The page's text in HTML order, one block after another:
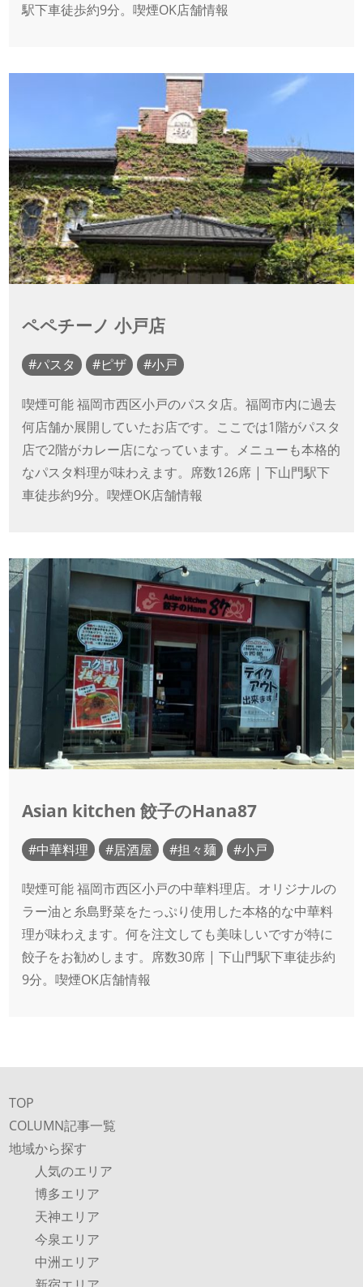
駅下車徒歩約9分。喫煙OK店舗情報
ペペチーノ 小戸店
パスタ ピザ 小戸
喫煙可能 福岡市西区小戸のパスタ店。福岡市内に過去
何店舗か展開していたお店です。ここでは1階がパスタ
店で2階がカレー店になっています。メニューも本格的
なパスタ料理が味わえます。席数126席 | 下山門駅下
車徒歩約9分。喫煙OK店舗情報
Asian kitchen 餃子のHana87
中華料理 居酒屋 担々麺 小戸
喫煙可能 福岡市西区小戸の中華料理店。オリジナルの
ラー油と糸島野菜をたっぷり使用した本格的な中華料
理が味わえます。何を注文しても美味しいですが特に
餃子をお勧めします。席数30席 | 下山門駅下車徒歩約
9分。喫煙OK店舗情報
TOP
COLUMN記事一覧
地域から探す
人気のエリア
博多エリア
天神エリア
今泉エリア
中洲エリア